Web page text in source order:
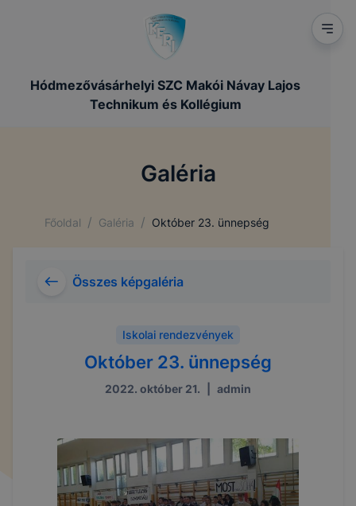
Hódmezővásárhelyi SZC Makói Návay Lajos
Technikum és Kollégium
Galéria
Főoldal / Galéria / Október 23. ünnepség
Összes képgaléria
Iskolai rendezvények
Október 23. ünnepség
2022. október 21. admin